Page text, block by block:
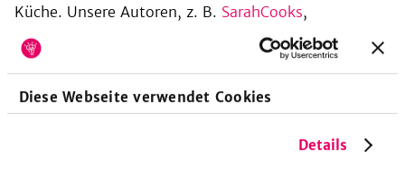
Diese Webseite verwendet Cookies
Details
Küche. Unsere Autoren, z. B. SarahCooks,
SimonCooks
, schreiben Artikel
wie diese rund ums Thema "Hirse".